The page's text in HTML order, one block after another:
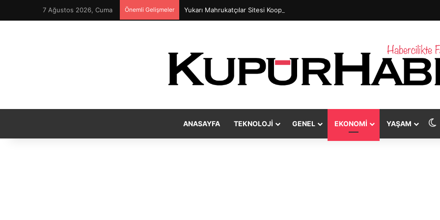
7 Ağustos 2026, Cuma Önemli Gelişmeler Yukarı Mahrukatçılar Sitesi Kooperatif olma yolunda
ANASAYFA TEKNOLOJI GENEL EKONOMI YAŞAM